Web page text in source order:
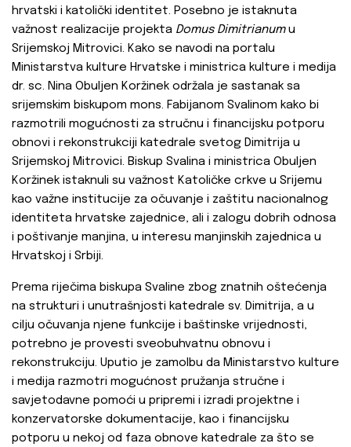
hrvatski i katolički identitet. Posebno je istaknuta
važnost realizacije projekta Domus Dimitrianumu
Srijemskoj Mitrovici. Kako se navodi na portalu
Ministarstva kulture Hrvatske i ministrica kulture i medija
dr. sc. Nina Obuljen Koržinek održala je sastanak sa
srijemskim biskupom mons. Fabijanom Svalinom kako bi
razmotrili mogućnosti za stručnu i financijsku potporu
obnovi i rekonstrukciji katedrale svetog Dimitrija u
Srijemskoj Mitrovici. Biskup Svalina i ministrica Obuljen
Koržinek istaknuli su važnost Katoličke crkve u Srijemu
kao važne institucije za očuvanje i zaštitu nacionalnog
identiteta hrvatske zajednice, ali i zalogu dobrih odnosa
i poštivanje manjina, u interesu manjinskih zajednica u
Hrvatskoj i Srbiji.
Prema riječima biskupa Svaline zbog znatnih oštećenja
na strukturi i unutrašnjosti katedrale sv. Dimitrija, a u
cilju očuvanja njene funkcije i baštinske vrijednosti,
potrebno je provesti sveobuhvatnu obnovu i
rekonstrukciju. Uputio je zamolbu da Ministarstvo kulture
i medija razmotri mogućnost pružanja stručne i
savjetodavne pomoći u pripremi i izradi projektne i
konzervatorske dokumentacije, kao i financijsku
potporu u nekoj od faza obnove katedrale za što se